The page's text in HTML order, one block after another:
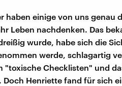
haben einige von uns genau
Leben nachdenken. Das
wurde, habe sich die
werde, schlagartig
"toxische Checklisten" und
Henriette fand für sich